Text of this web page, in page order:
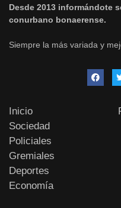
Desde 2013 informándote
conurbano bonaerense.
Siempre la más variada y
Inicio
Sociedad
Policiales
Gremiales
Deportes
Economía